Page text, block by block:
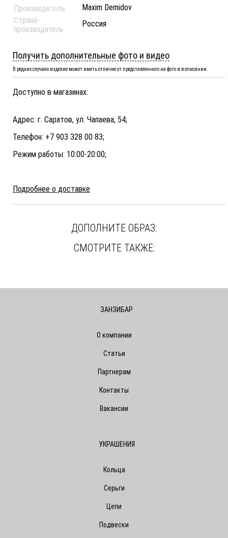
Производитель
Maxim Demidov
Страна-
производитель
Россия
Получить дополнительные фото и видео
В редких случаях изделие может иметь отличие от представленного на фото и в описании.
Доступно в магазинах:
Адрес: г. Саратов, ул. Чапаева, 54;
Телефон: +7 903 328 00 83;
Режим работы: 10:00-20:00;
Подробнее о доставке
ДОПОЛНИТЕ ОБРАЗ:
СМОТРИТЕ ТАКЖЕ:
ЗАНЗИБАР
О компании
Статьи
Партнерам
Контакты
Вакансии
УКРАШЕНИЯ
Кольца
Серьги
Цепи
Подвески